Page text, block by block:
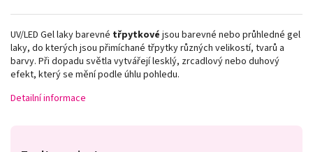
UV/LED Gel laky barevné třpytkové jsou barevné nebo průhledné gel
laky, do kterých jsou přimíchané třpytky různých velikostí, tvarů a
barvy. Při dopadu světla vytvářejí lesklý, zrcadlový nebo duhový
efekt, který se mění podle úhlu pohledu.
Detailní informace